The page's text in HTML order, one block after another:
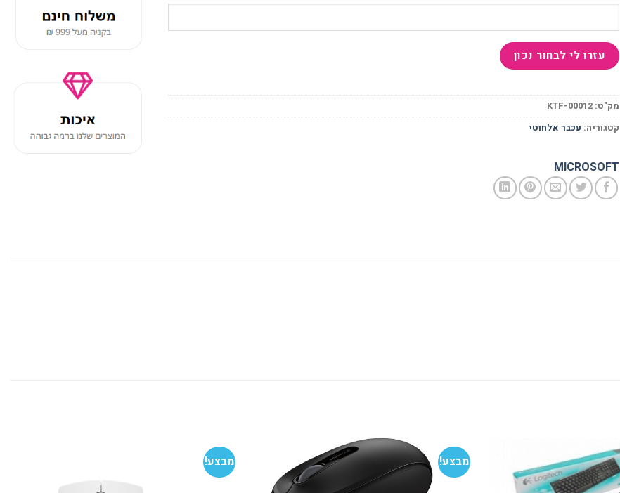
מק"ט: KTF-00012
קטגוריה: עכבר אלחוטי
MICROSOFT
מבצע! מבצע!